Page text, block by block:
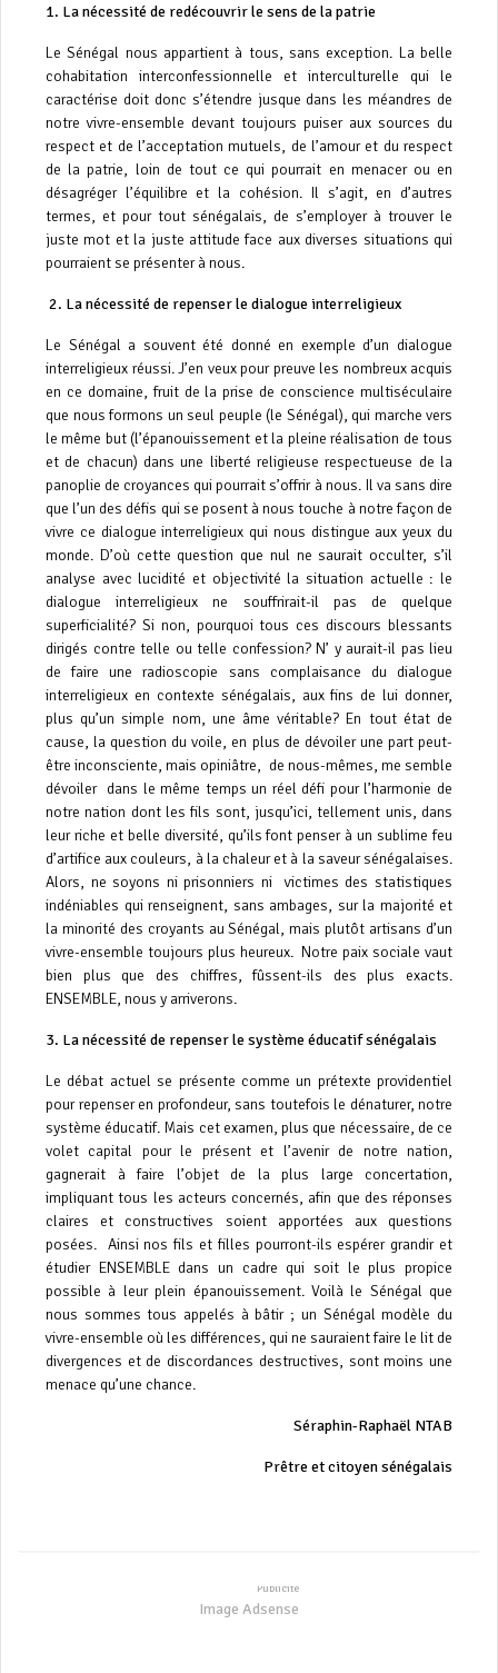
1.⁠ ⁠La nécessité de redécouvrir le sens de la patrie
Le Sénégal nous appartient à tous, sans exception. La belle
cohabitation interconfessionnelle et interculturelle qui le
caractérise doit donc s’étendre jusque dans les méandres de
notre vivre-ensemble devant toujours puiser aux sources du
respect et de l’acceptation mutuels, de l’amour et du respect
de la patrie, loin de tout ce qui pourrait en menacer ou en
désagréger l’équilibre et la cohésion. Il s’agit, en d’autres
termes, et pour tout sénégalais, de s’employer à trouver le
juste mot et la juste attitude face aux diverses situations qui
pourraient se présenter à nous.
2. La nécessité de repenser le dialogue interreligieux
Le Sénégal a souvent été donné en exemple d’un dialogue
interreligieux réussi. J’en veux pour preuve les nombreux acquis
en ce domaine, fruit de la prise de conscience multiséculaire
que nous formons un seul peuple (le Sénégal), qui marche vers
le même but (l’épanouissement et la pleine réalisation de tous
et de chacun) dans une liberté religieuse respectueuse de la
panoplie de croyances qui pourrait s’offrir à nous. Il va sans dire
que l’un des défis qui se posent à nous touche à notre façon de
vivre ce dialogue interreligieux qui nous distingue aux yeux du
monde. D’où cette question que nul ne saurait occulter, s’il
analyse avec lucidité et objectivité la situation actuelle : le
dialogue interreligieux ne souffrirait-il pas de quelque
superficialité? Si non, pourquoi tous ces discours blessants
dirigés contre telle ou telle confession? N’ y aurait-il pas lieu
de faire une radioscopie sans complaisance du dialogue
interreligieux en contexte sénégalais, aux fins de lui donner,
plus qu’un simple nom, une âme véritable? En tout état de
cause, la question du voile, en plus de dévoiler une part peut-
être inconsciente, mais opiniâtre, de nous-mêmes, me semble
dévoiler dans le même temps un réel défi pour l’harmonie de
notre nation dont les fils sont, jusqu’ici, tellement unis, dans
leur riche et belle diversité, qu’ils font penser à un sublime feu
d’artifice aux couleurs, à la chaleur et à la saveur sénégalaises.
Alors, ne soyons ni prisonniers ni victimes des statistiques
indéniables qui renseignent, sans ambages, sur la majorité et
la minorité des croyants au Sénégal, mais plutôt artisans d’un
vivre-ensemble toujours plus heureux. Notre paix sociale vaut
bien plus que des chiffres, fûssent-ils des plus exacts.
ENSEMBLE, nous y arriverons.
3.⁠ ⁠La nécessité de repenser le système éducatif sénégalais
Le débat actuel se présente comme un prétexte providentiel
pour repenser en profondeur, sans toutefois le dénaturer, notre
système éducatif. Mais cet examen, plus que nécessaire, de ce
volet capital pour le présent et l’avenir de notre nation,
gagnerait à faire l’objet de la plus large concertation,
impliquant tous les acteurs concernés, afin que des réponses
claires et constructives soient apportées aux questions
posées. Ainsi nos fils et filles pourront-ils espérer grandir et
étudier ENSEMBLE dans un cadre qui soit le plus propice
possible à leur plein épanouissement. Voilà le Sénégal que
nous sommes tous appelés à bâtir ; un Sénégal modèle du
vivre-ensemble où les différences, qui ne sauraient faire le lit de
divergences et de discordances destructives, sont moins une
menace qu’une chance.
Séraphin-Raphaël NTAB
Prêtre et citoyen sénégalais
Image Adsense